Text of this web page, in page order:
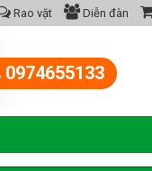
Rao vặt Diễn đàn
0974655133